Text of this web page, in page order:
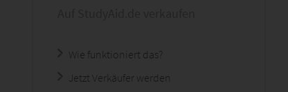
Wie funktioniert das?
Jetzt Verkäufer werden